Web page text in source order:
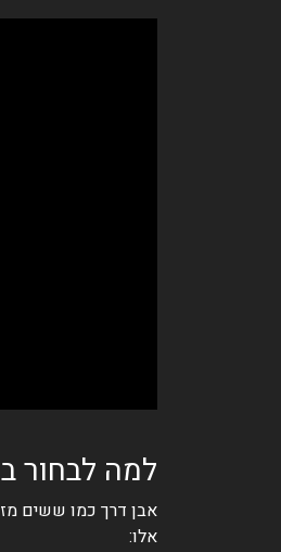
למה לבחור בעוגה
אבן דרך כמו ששים
אלו: